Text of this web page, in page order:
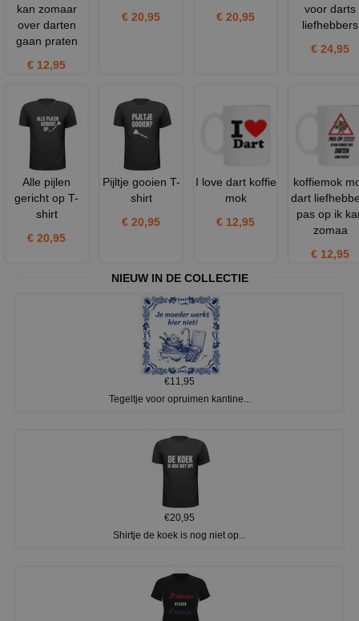
kan zomaar
over darten
gaan praten
€ 12,95
€ 20,95
€ 20,95
voor darts
liefhebbers
€ 24,95
Alle pijlen
gericht op T-
shirt
€ 20,95
Pijltje gooien T-
shirt
€ 20,95
I love dart koffie
mok
€ 12,95
koffiemok
dart
pas op ik
zomaa
€ 12,95
NIEUW IN DE COLLECTIE
€11,95
Tegeltje voor opruimen kantine...
€20,95
Shirtje de koek is nog niet op...